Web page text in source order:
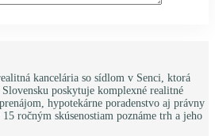
kancelária so sídlom v Senci, ktorá
poskytuje komplexné realitné
hypotekárne poradenstvo aj právny
ročným skúsenostiam poznáme trh a jeho